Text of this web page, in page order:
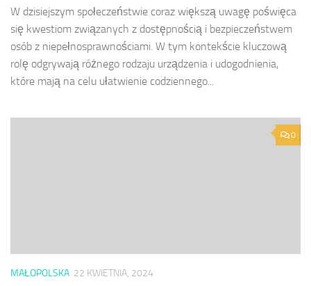
W dzisiejszym społeczeństwie coraz większą uwagę poświęca
się kwestiom związanych z dostępnością i bezpieczeństwem
osób z niepełnosprawnościami. W tym kontekście kluczową
rolę odgrywają różnego rodzaju urządzenia i udogodnienia,
które mają na celu ułatwienie codziennego...
0
MAŁOPOLSKA 22 KWIETNIA, 2024